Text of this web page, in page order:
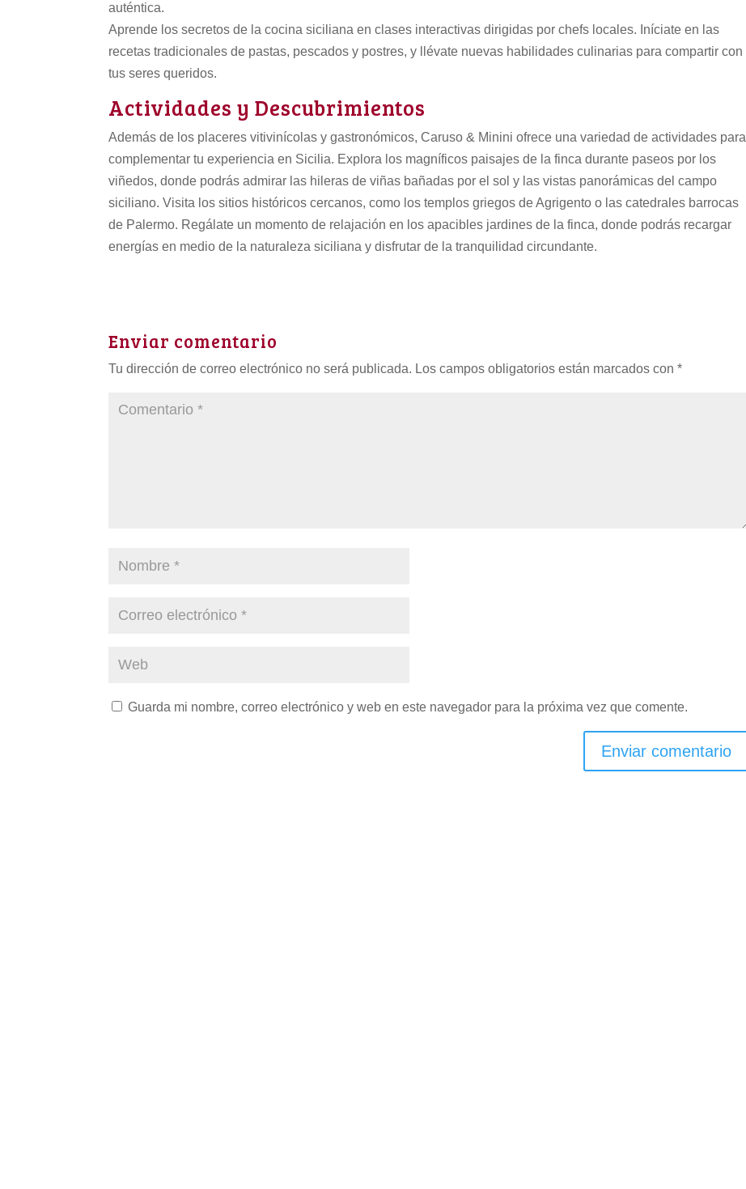
auténtica.
Aprende los secretos de la cocina siciliana en clases interactivas dirigidas por chefs locales. Iníciate en las
recetas tradicionales de pastas, pescados y postres, y llévate nuevas habilidades culinarias para compartir con
tus seres queridos.
Actividades y Descubrimientos
Además de los placeres vitivinícolas y gastronómicos, Caruso & Minini ofrece una variedad de actividades para
complementar tu experiencia en Sicilia. Explora los magníficos paisajes de la finca durante paseos por los
viñedos, donde podrás admirar las hileras de viñas bañadas por el sol y las vistas panorámicas del campo
siciliano. Visita los sitios históricos cercanos, como los templos griegos de Agrigento o las catedrales barrocas
de Palermo. Regálate un momento de relajación en los apacibles jardines de la finca, donde podrás recargar
energías en medio de la naturaleza siciliana y disfrutar de la tranquilidad circundante.
Enviar comentario
Tu dirección de correo electrónico no será publicada. Los campos obligatorios están marcados con*
Guarda mi nombre, correo electrónico y web en este navegador para la próxima vez que comente.